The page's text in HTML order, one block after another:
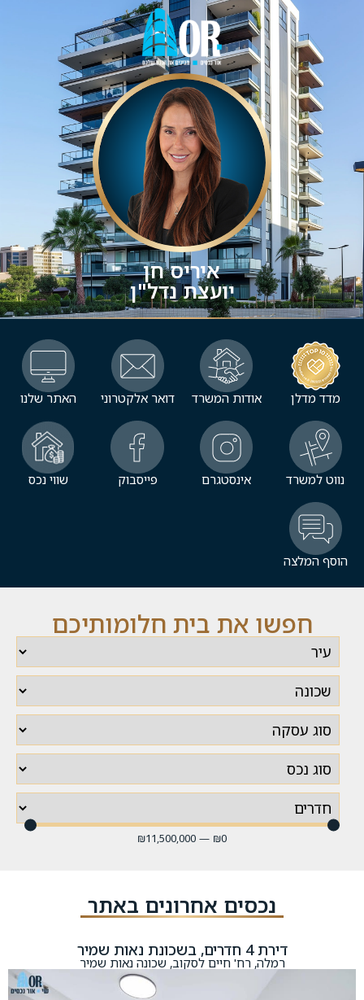
איריס חן
יועצת נדל"ן
מדד מדלן אודות המשרד דואר אלקטרוני האתר שלנו
נווט למשרד אינסטגרם פייסבוק שווי נכס
הוסף המלצה
חפשו את בית חלומותיכם
₪0
—
₪11,500,000
נכסים אחרונים באתר
דירת 4 חדרים, בשכונת נאות שמיר
רמלה, רח' חיים לסקוב, שכונה נאות שמיר